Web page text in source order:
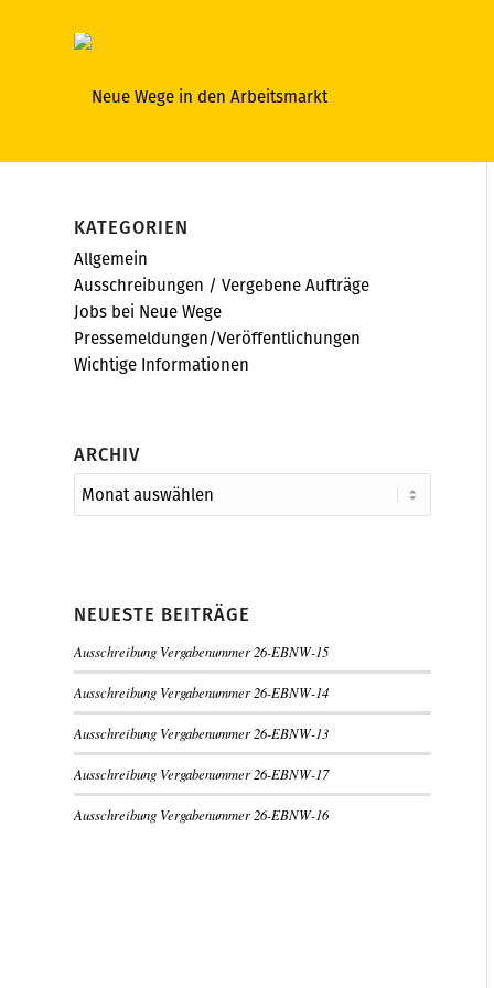
KATEGORIEN
Allgemein
Ausschreibungen / Vergebene Aufträge
Jobs bei Neue Wege
Pressemeldungen/Veröffentlichungen
Wichtige Informationen
ARCHIV
NEUESTE BEITRÄGE
Ausschreibung Vergabenummer 26-EBNW-15
Ausschreibung Vergabenummer 26-EBNW-14
Ausschreibung Vergabenummer 26-EBNW-13
Ausschreibung Vergabenummer 26-EBNW-17
Ausschreibung Vergabenummer 26-EBNW-16